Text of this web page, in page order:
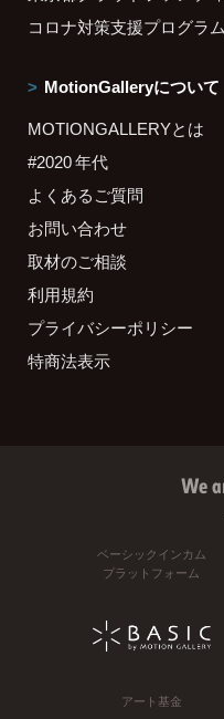
コロナ対策支援プログラ
MotionGalleryについて
MOTIONGALLERYとは
#2020 年代
よくあるご質問
お問い合わせ
取材のご相談
利用規約
プライバシーポリシー
特商法表示
We
ベーシックインカム
プラットフォーム
アート基金